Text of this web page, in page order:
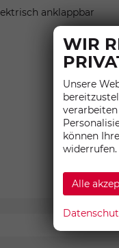
anklappbar
WIR
Unsere
können
widerrufen.
Alle